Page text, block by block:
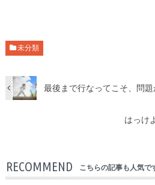
未分類
最後まで行なってこそ、問題
はっけ
RECOMMEND こちらの記事も人気で